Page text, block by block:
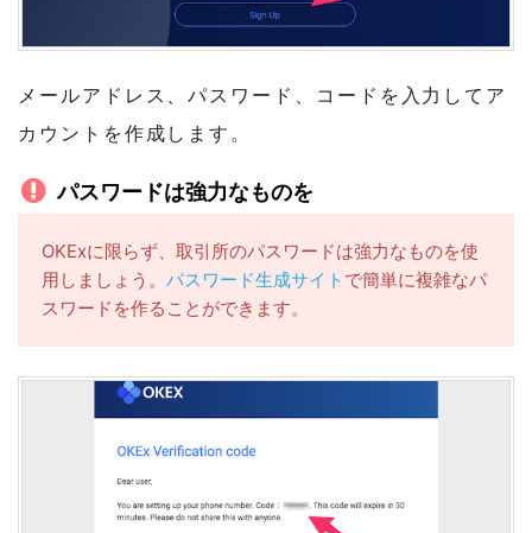
メールアドレス、パスワード、コードを入力してア
カウントを作成します。
パスワードは強力なものを
OKExに限らず、取引所のパスワードは強力なものを使
用しましょう。 パスワード生成サイト で簡単に複雑なパ
スワードを作ることができます。